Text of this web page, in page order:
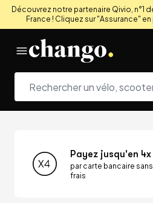
Découvrez notre partenaire Qivio, n°1
France ! Cliquez sur "Assurance" en
Payez jusqu'en 4x
par carte bancaire sans
frais